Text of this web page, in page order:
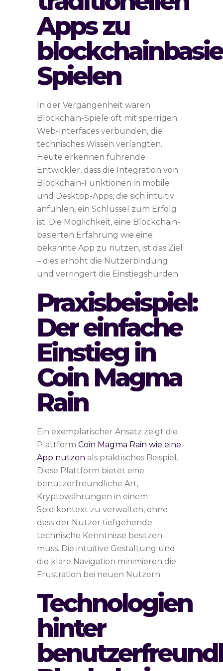
Apps zu
Spielen
In der Vergangenheit waren
Blockchain-Spiele oft mit sperrigen
Web-Interfaces verbunden, die
technisches Wissen verlangten.
Heute erkennen führende
Entwickler, dass die Integration von
Blockchain-Funktionen in mobile
und Desktop-Apps, die sich intuitiv
anfühlen, ein Schlüssel zum Erfolg
ist. Die Möglichkeit, eine Blockchain-
basierten Erfahrung wie eine
bekannte App zu nutzen, ist das Ziel
– dies erhöht die Nutzerbindung
und verringert die Einstiegshürden.
Praxisbeispiel:
Der einfache
Einstieg in
Coin Magma
Rain
Ein exemplarischer Ansatz zeigt die
Plattform Coin Magma Rain wie eine
App nutzen als praktisches Beispiel.
Diese Plattform bietet eine
benutzerfreundliche Art,
Kryptowährungen in einem
Spielkontext zu verwalten, ohne
dass der Nutzer tiefgehende
technische Kenntnisse besitzen
muss. Die intuitive Gestaltung und
die klare Navigation minimieren die
Frustration bei neuen Nutzern.
Technologien
hinter